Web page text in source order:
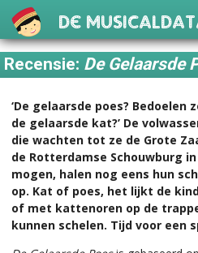
De
Recensie: De Gelaarsde
‘De gelaarsde poes? Bedoelen
de gelaarsde kat?’ De
die wachten tot ze de Grote
de Rotterdamse Schouwburg in
mogen, halen nog eens hun
op. Kat of poes, het lijkt de
of met kattenoren op de
kunnen schelen. Tijd voor een